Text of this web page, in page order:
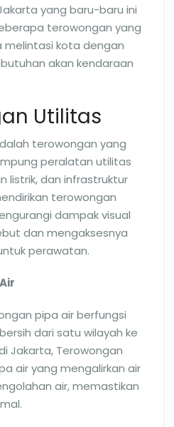
yang baru-baru ini
terowongan yang
melintasi kota dengan
akan kendaraan
Utilitas
terowongan yang
peralatan utilitas
listrik, dan infrastruktur
terowongan
dampak visual
dan mengaksesnya
perawatan.
pipa air berfungsi
dari satu wilayah ke
Jakarta, Terowongan
air yang mengalirkan air
air, memastikan